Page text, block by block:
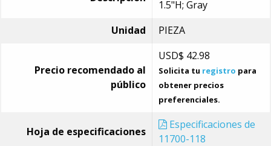
1.5"H; Gray
Unidad
PIEZA
Precio recomendado al
público
USD$ 42.98
Solicita tu registro para
obtener precios
preferenciales.
Hoja de especificaciones
Especificaciones de
11700-118